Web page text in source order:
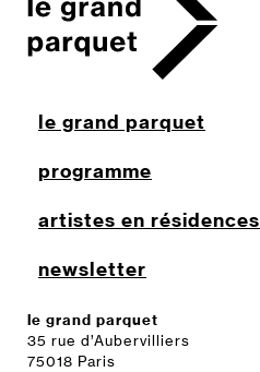
le grand parquet
35 rue d’Aubervilliers
75018 Paris
le grand parquet
programme
artistes en résidences
newsletter